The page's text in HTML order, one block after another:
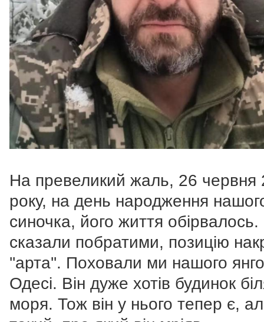
На превеликий жаль, 26 червня
року, на день народження
синочка, його життя обірвалось.
сказали побратими, позицію
''арта''. Поховали ми нашого
Одесі. Він дуже хотів будинок
моря. Тож він у нього тепер є,